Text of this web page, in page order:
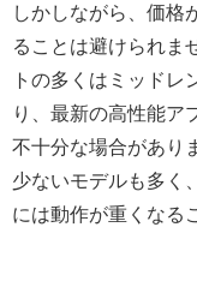
しかしながら、価格
ることは避けられま
トの多くはミッドレ
り、最新の高性能ア
不十分な場合があり
少ないモデルも多く
には動作が重くなる